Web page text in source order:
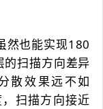
然也能实现180
扫描方向差异
散效果远不如
扫描方向接近